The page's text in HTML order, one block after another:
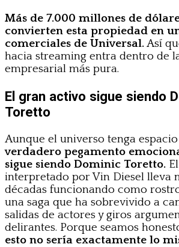
Más de 7.000 millones de
convierten esta propiedad en
comerciales de Universal.Así
hacia streaming entra dentro de
empresarial más pura.
El gran activo sigue siendo
Toretto
Aunque el universo tenga
verdadero pegamento
sigue siendo Dominic Toretto.
interpretado por Vin Diesel lleva
décadas funcionando como
una saga que ha sobrevivido a
salidas de actores y giros
delirantes. Porque seamos
esto no sería exactamente lo